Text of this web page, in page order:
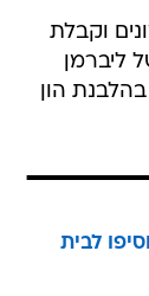
וקבלת
ליברמן
הון
לבית